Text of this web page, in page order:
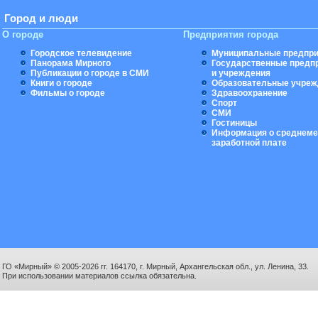
Город и люди
О городе
Городское телевидение
Панорама Мирного
Публикации о городе в СМИ
Книги о городе
Фильмы о городе
Предприятия города
Муниципальные
Государственные
и учреждения
Образовательные
Здравоохранение
Спорт
СМИ
Гостиницы
Информация о
заработной плате
ГО «Мирный» © 2005-2026 гг. 164170, г. Мирный, Архангельская обл., ул. Ленина, 33.
При использовании материалов ссылка обязательна.